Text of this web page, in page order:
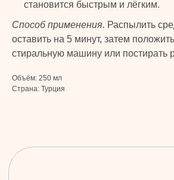
становится быстрым и лёгким.
Способ применения. Распылить
оставить на 5 минут, затем
стиральную машину или постирать
Объём: 250 мл
Страна: Турция
Личная гигиена
Для дома Контакты
Оплата и доставка
Макияж
Парфюмерия
Турецкий текстиль
г. Москва, ул. Золотая, 11, Бизнес-центр